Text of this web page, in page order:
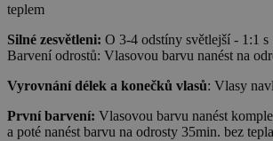
teplem
Silné zesvětleni: O 3-4 odstíny světlejší - 1:1
Barvení odrostů: Vlasovou barvu nanést na
Vyrovnání délek a konečků vlasů: Vlasy
První barvení: Vlasovou barvu nanést
a poté nanést barvu na odrosty 35min. bez